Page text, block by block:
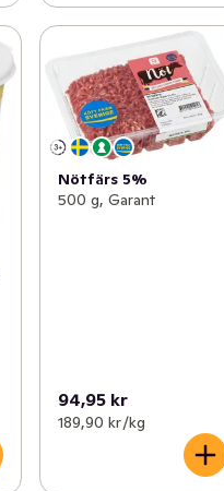
Nötfärs 5%
500 g, Garant
94,95 kr
189,90 kr /kg